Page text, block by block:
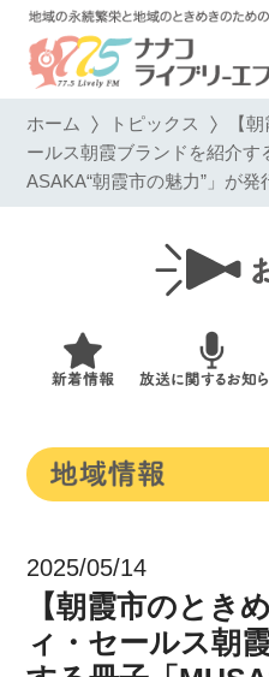
ホーム トピックス 【
ールス朝霞ブランドを紹介
ASAKA“朝霞市の魅力”」が発
2025/05/14
【朝霞市のとき
ィ・セールス朝